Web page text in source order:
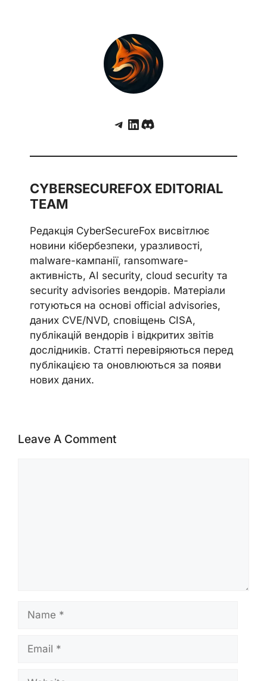
Telegram
LinkedIn
Discord
CYBERSECUREFOX EDITORIAL
TEAM
Редакція CyberSecureFox висвітлює
новини кібербезпеки, уразливості,
malware-кампанії, ransomware-
активність, AI security, cloud security та
security advisories вендорів. Матеріали
готуються на основі official advisories,
даних CVE/NVD, сповіщень CISA,
публікацій вендорів і відкритих звітів
дослідників. Статті перевіряються перед
публікацією та оновлюються за появи
нових даних.
Leave A Comment